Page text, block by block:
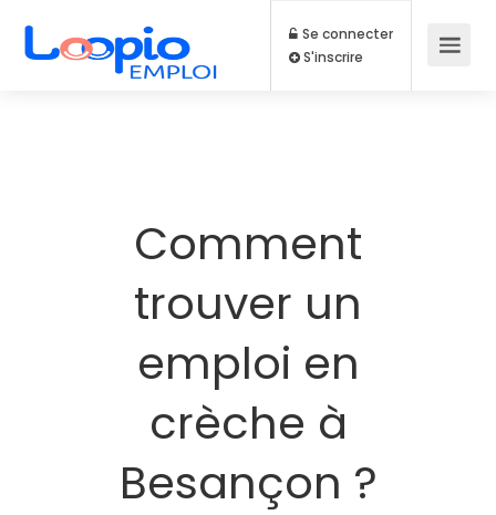
Se connecter
S'inscrire
Comment
trouver un
emploi en
crèche à
Besançon ?